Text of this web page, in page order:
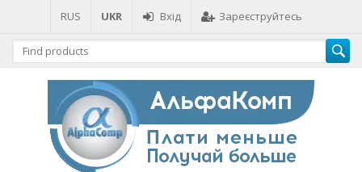
RUS UKR Вхід Зареєструйтесь